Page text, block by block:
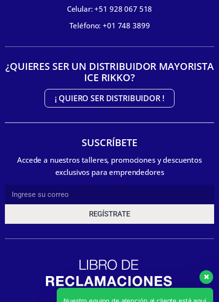
Celular: +51 928 067 518
Teléfono: +01 748 3899
¿QUIERES SER UN DISTRIBUIDOR MAYORISTA
ICE RIKKO?
¡ QUIERO SER DISTRIBUIDOR !
SUSCRÍBETE
Accede a nuestros talleres, promociones y descuentos
exclusivos para emprendedores
REGÍSTRATE